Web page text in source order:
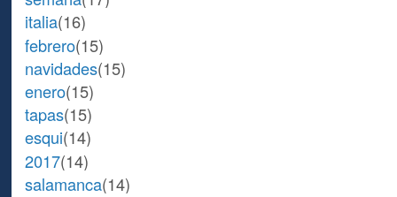
italia(16)
febrero(15)
navidades(15)
enero(15)
tapas(15)
esqui(14)
2017(14)
salamanca(14)